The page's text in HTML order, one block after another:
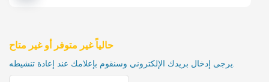
حالياً غير متوفر أو غير متاح
يرجى إدخال بريدك الإلكتروني وسنقوم بإعلامك عند إعادة تنشيطه.